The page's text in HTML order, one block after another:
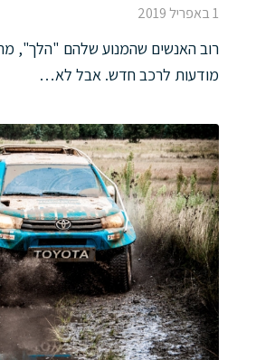
1 באפריל 2019
רוב האנשים שהמנוע שלהם "הלך",
מודעות לרכב חדש. אבל לא…